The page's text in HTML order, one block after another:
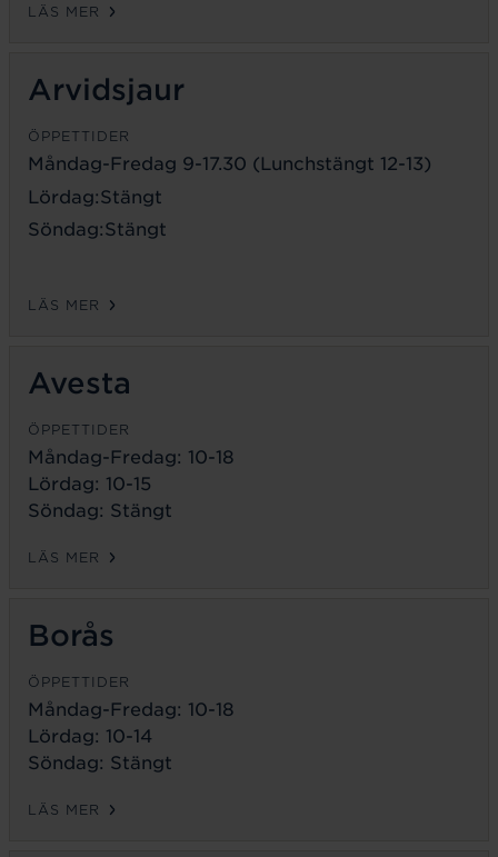
LÄS MER
Arvidsjaur
ÖPPETTIDER
Måndag-Fredag 9-17.30 (Lunchstängt 12-13)
Lördag:Stängt
Söndag:Stängt
LÄS MER
Avesta
ÖPPETTIDER
Måndag-Fredag: 10-18
Lördag: 10-15
Söndag: Stängt
LÄS MER
Borås
ÖPPETTIDER
Måndag-Fredag: 10-18
Lördag: 10-14
Söndag: Stängt
LÄS MER